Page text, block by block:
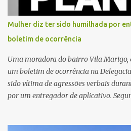
feridos. Equipes da Polícia Militar de
ocorrência e isolaram a área para o
última atualização, nenhum suspeito
Civil investigará a motivação da briga,
circunstâncias do crime. A ocorrência
Mulher diz ter sido humilhada por
boletim de ocorrência
Uma moradora do bairro Vila Marigo,
um boletim de ocorrência na
sido vítima de agressões verbais
por um entregador de aplicativo.